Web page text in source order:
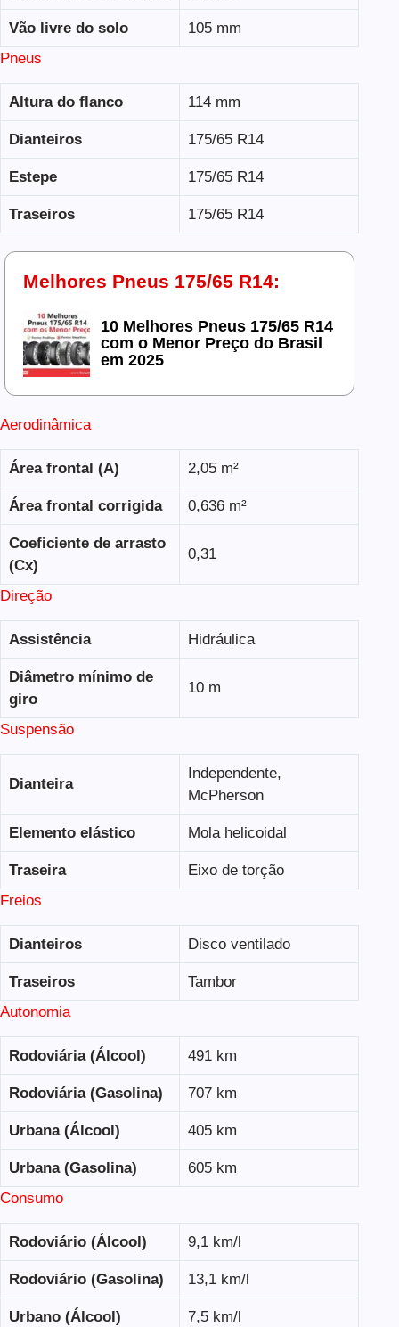
Vão livre do solo
105 mm
Pneus
Altura do flanco 114 mm
Dianteiros 175/65 R14
Estepe 175/65 R14
Traseiros 175/65 R14
Melhores Pneus 175/65 R14:
10 Melhores Pneus 175/65 R14
com o Menor Preço do Brasil
em 2025
Aerodinâmica
Área frontal (A) 2,05 m²
Área frontal corrigida 0,636 m²
Coeficiente de arrasto
(Cx)
0,31
Direção
Assistência Hidráulica
Diâmetro mínimo de
giro
10 m
Suspensão
Dianteira
Independente,
McPherson
Elemento elástico Mola helicoidal
Traseira
Eixo de torção
Freios
Dianteiros Disco ventilado
Traseiros
Tambor
Autonomia
Rodoviária (Álcool) 491 km
Rodoviária (Gasolina) 707 km
Urbana (Álcool) 405 km
Urbana (Gasolina)
605 km
Consumo
Rodoviário (Álcool) 9,1 km/l
Rodoviário (Gasolina) 13,1 km/l
Urbano (Álcool) 7,5 km/l